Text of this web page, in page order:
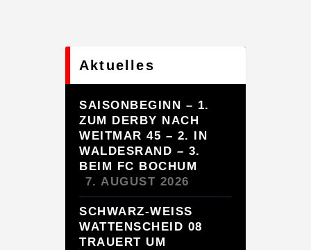
Aktuelles
SAISONBEGINN – 1.
ZUM DERBY NACH
WEITMAR 45 – 2. IN
WALDESRAND – 3.
BEIM FC BOCHUM
7. AUGUST 2026
SCHWARZ-WEISS
WATTENSCHEID 08
TRAUERT UM